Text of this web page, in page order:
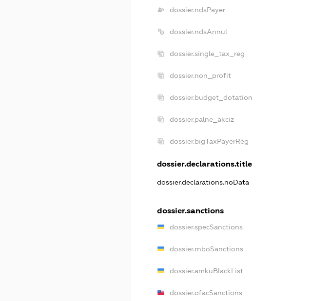
dossier.ndsPayer
dossier.ndsAnnul
dossier.single_tax_reg
dossier.non_profit
dossier.budget_dotation
dossier.palne_akciz
dossier.bigTaxPayerReg
dossier.declarations.title
dossier.declarations.noData
dossier.sanctions
dossier.specSanctions
dossier.rnboSanctions
dossier.amkuBlackList
dossier.ofacSanctions